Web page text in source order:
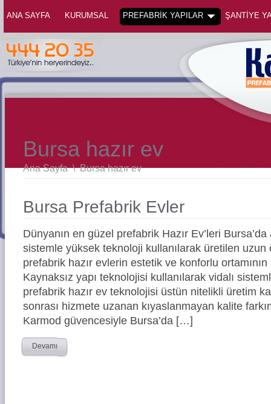
ANA SAYFA KURUMSAL PREFABRİK YAPILAR ŞANTİYE
Bursa hazır ev
Ana Sayfa \Bursa hazır ev
Bursa Prefabrik Evler
Dünyanın en güzel prefabrik Hazır Ev’leri
sistemle yüksek teknoloji kullanılarak üretilen
prefabrik hazır evlerin estetik ve konforlu ortamının
Kaynaksız yapı teknolojisi kullanılarak vidalı
prefabrik hazır ev teknolojisi üstün nitelikli üretim
sonrası hizmete uzanan kıyaslanmayan kalite
Karmod güvencesiyle Bursa’da […]
Devamı